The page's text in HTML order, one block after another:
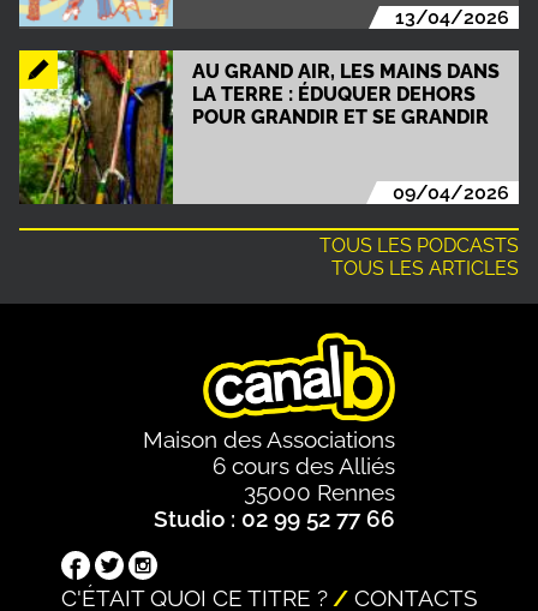
13/04/2026
AU GRAND AIR, LES MAINS DANS
LA TERRE : ÉDUQUER DEHORS
POUR GRANDIR ET SE GRANDIR
09/04/2026
TOUS LES PODCASTS
TOUS LES ARTICLES
Maison des Associations
6 cours des Alliés
35000 Rennes
Studio : 02 99 52 77 66
C'ÉTAIT QUOI CE TITRE ? CONTACTS